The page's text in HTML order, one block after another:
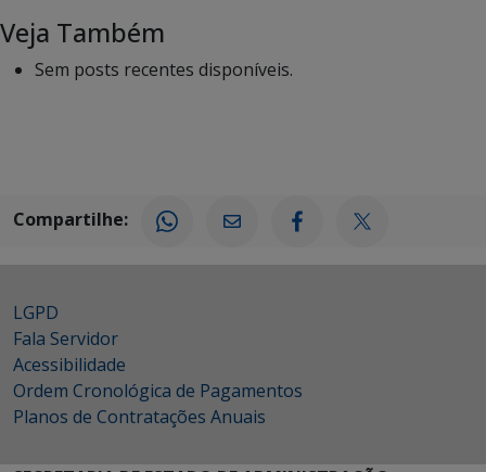
Veja Também
Sem posts recentes disponíveis.
Compartilhe:
LGPD
Fala Servidor
Acessibilidade
Ordem Cronológica de Pagamentos
Planos de Contratações Anuais